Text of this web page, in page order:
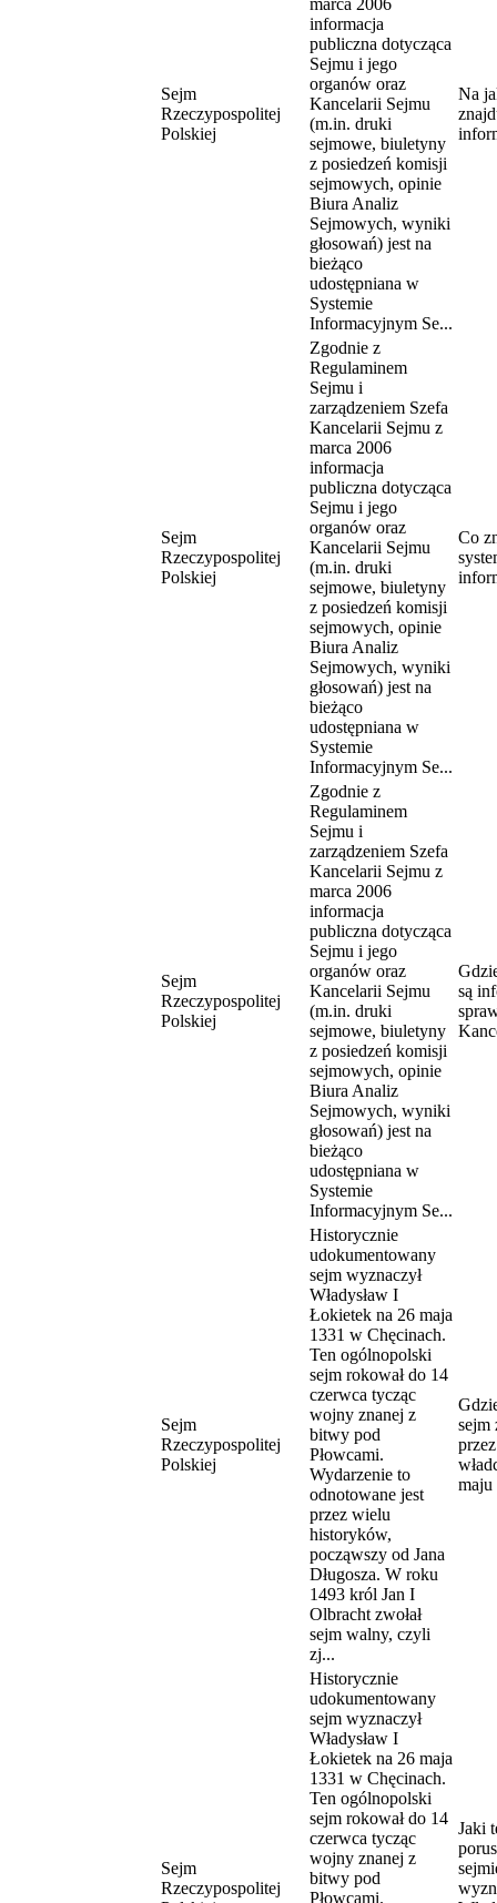
Sejm
Rzeczypospolitej
Polskiej
marca 2006
informacja
publiczna dotycząca
Sejmu i jego
organów oraz
Kancelarii Sejmu
(m.in. druki
sejmowe, biuletyny
z posiedzeń komisji
sejmowych, opinie
Biura Analiz
Sejmowych, wyniki
głosowań) jest na
bieżąco
udostępniana w
Systemie
Informacyjnym Se...
Na
Sejm
Rzeczypospolitej
Polskiej
Zgodnie z
Regulaminem
Sejmu i
zarządzeniem Szefa
Kancelarii Sejmu z
marca 2006
informacja
publiczna dotycząca
Sejmu i jego
organów oraz
Kancelarii Sejmu
(m.in. druki
sejmowe, biuletyny
z posiedzeń komisji
sejmowych, opinie
Biura Analiz
Sejmowych, wyniki
głosowań) jest na
bieżąco
udostępniana w
Systemie
Informacyjnym Se...
Co
Sejm
Rzeczypospolitej
Polskiej
Zgodnie z
Regulaminem
Sejmu i
zarządzeniem Szefa
Kancelarii Sejmu z
marca 2006
informacja
publiczna dotycząca
Sejmu i jego
organów oraz
Kancelarii Sejmu
(m.in. druki
sejmowe, biuletyny
z posiedzeń komisji
sejmowych, opinie
Biura Analiz
Sejmowych, wyniki
głosowań) jest na
bieżąco
udostępniana w
Systemie
Informacyjnym Se...
są
Sejm
Rzeczypospolitej
Polskiej
Historycznie
udokumentowany
sejm wyznaczył
Władysław I
Łokietek na 26 maja
1331 w Chęcinach.
Ten ogólnopolski
sejm rokował do 14
czerwca tycząc
wojny znanej z
bitwy pod
Płowcami.
Wydarzenie to
odnotowane jest
przez wielu
historyków,
począwszy od Jana
Długosza. W roku
1493 król Jan I
Olbracht zwołał
sejm walny, czyli
zj...
sejm
maju
Sejm
Rzeczypospolitej
Historycznie
udokumentowany
sejm wyznaczył
Władysław I
Łokietek na 26 maja
1331 w Chęcinach.
Ten ogólnopolski
sejm rokował do 14
czerwca tycząc
wojny znanej z
bitwy pod
Płowcami.
Jaki